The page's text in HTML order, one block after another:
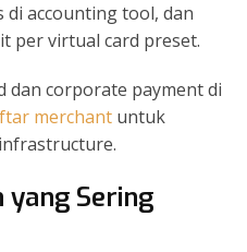
accounting tool, dan
per virtual card preset.
dan corporate payment di
merchant untuk
yang Sering